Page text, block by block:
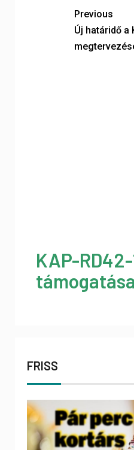
Previous
Új határidő a
KAP-
FRISS